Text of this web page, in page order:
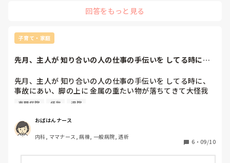
接対応したことは過去に一度もありませんでした。
でも派遣先の救急箱の中身の範囲内でやれることをやるだけだ
と思います。
て最後に何かありますか？と聞かれて「特にないです」と答え
病院ではないのであくまで形式的に添乗しているような感じで
したよ。
皆さん何もなく元気に終えられるといいですね！
回答をもっと見る
子育て・家庭
先月、主人が 知り合いの人の仕事の手伝いを してる時に、
先月、主人が 知り合いの人の仕事の手伝いを してる時に、
事故にあい、脚の上に 金属の重たい物が落ちてきて大怪我
を負いました。
帰っていい、との事で 自宅に連れて帰り、車から降りて 玄
関の椅子まで 10歩ほど 旦那を歩かせて移動させたら、尿失
禁と、意識レベル低下になり、深夜だったけど直ぐに救急搬
専門病院 怪我 退院
おばはんナース
内科, ママナース, 病棟, 一般病院, 透析
6 ・ 09/10